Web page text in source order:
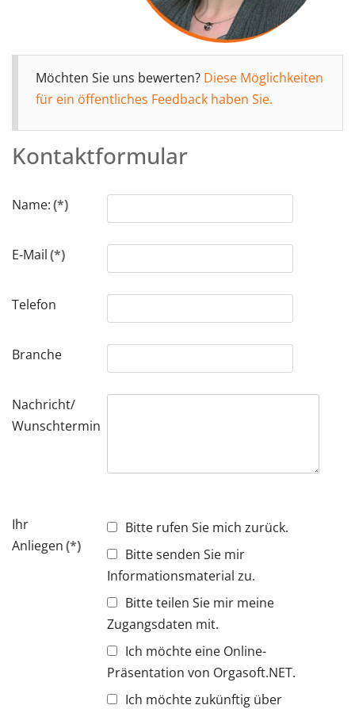
Möchten Sie uns bewerten? Diese Möglichkeiten
für ein öffentliches Feedback haben Sie.
Kontaktformular
Name:(*)
E-Mail(*)
Telefon
Branche
Nachricht/
Wunschtermin
Ihr
Anliegen(*)
Bitte rufen Sie mich zurück.
Bitte senden Sie mir
Informationsmaterial zu.
Bitte teilen Sie mir meine
Zugangsdaten mit.
Ich möchte eine Online-
Präsentation von Orgasoft.NET.
Ich möchte zukünftig über